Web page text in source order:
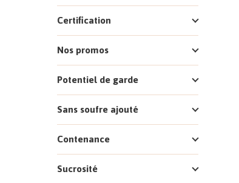
Certification
Nos promos
Potentiel de garde
Sans soufre ajouté
Contenance
Sucrosité